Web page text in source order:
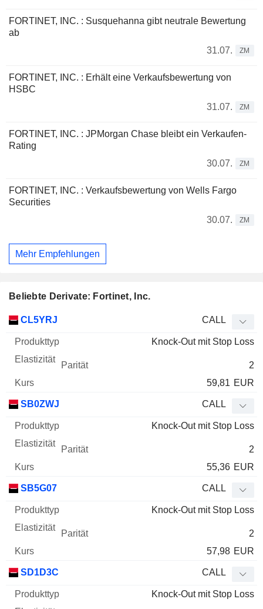
FORTINET, INC. : Susquehanna gibt neutrale Bewertung
ab
31.07.
ZM
FORTINET, INC. : Erhält eine Verkaufsbewertung von
HSBC
31.07.
ZM
FORTINET, INC. : JPMorgan Chase bleibt ein Verkaufen-
Rating
30.07.
ZM
FORTINET, INC. : Verkaufsbewertung von Wells Fargo
Securities
30.07.
ZM
Mehr Empfehlungen
Beliebte Derivate: Fortinet, Inc.
WKN Typ Kurs
CL5YRJ CALL
Knock-Out mit Stop Loss
2
59,81 EUR
SB0ZWJ CALL
Knock-Out mit Stop Loss
2
55,36 EUR
SB5G07 CALL
Knock-Out mit Stop Loss
2
57,98 EUR
SD1D3C CALL
Knock-Out mit Stop Loss